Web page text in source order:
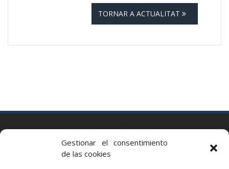
Gestionar el consentimiento
de las cookies
TORNAR A ACTUALITAT
Via Augusta 2 bis, 3º, 08006 Barcelona